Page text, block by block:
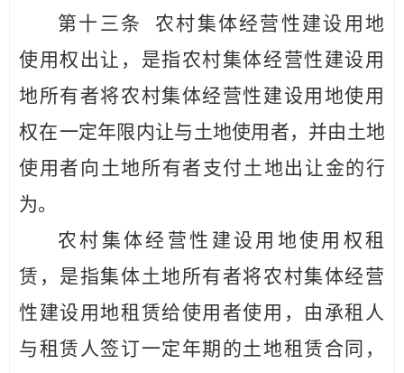
第十三条
农村集体经营性建设用地
使用权出让，是指农村集体经营性建设用
地所有者将农村集体经营性建设用地使用
权在一定年限内让与土地使用者， 并由土地
使用者向土地所有者支付 土地出让金的行
为。
农村集体经营性建设用地使用权租
赁，是指集体土地所有者将农村集体经营
性建设用地租赁给使用者使用，由承租人
与租赁 人签订一定年期的土地租赁合同，